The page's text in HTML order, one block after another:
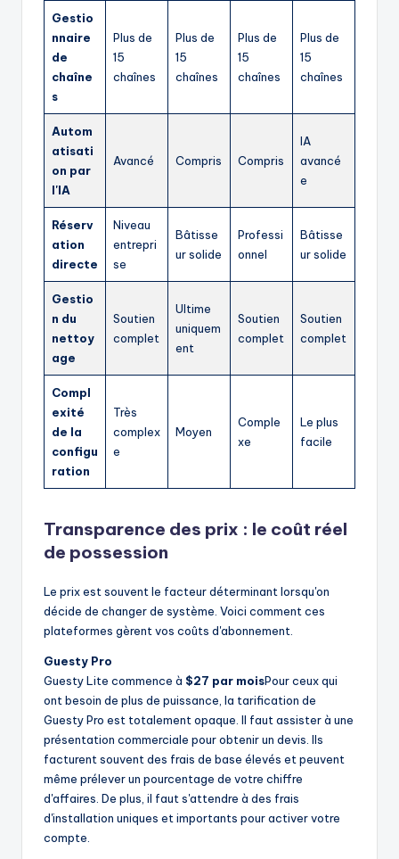
Gestio
nnaire
de
chaîne
s
Plus de
15
chaînes
Plus de
15
chaînes
Plus de
15
chaînes
Plus de
15
chaînes
Autom
atisati
on par
l'IA
Avancé Compris Compris
IA
avancé
e
Réserv
ation
directe
Niveau
entrepri
se
Bâtisse
ur solide
Professi
onnel
Bâtisse
ur solide
Gestio
n du
nettoy
age
Soutien
complet
Ultime
uniquem
ent
Soutien
complet
Soutien
complet
Compl
exité
de la
configu
ration
Très
complex
e
Moyen
Comple
xe
Le plus
facile
Transparence des prix : le coût réel
de possession
Le prix est souvent le facteur déterminant lorsqu'on
décide de changer de système. Voici comment ces
plateformes gèrent vos coûts d'abonnement.
Guesty Pro
Guesty Lite commence à $27 par moisPour ceux qui
ont besoin de plus de puissance, la tarification de
Guesty Pro est totalement opaque. Il faut assister à une
présentation commerciale pour obtenir un devis. Ils
facturent souvent des frais de base élevés et peuvent
même prélever un pourcentage de votre chiffre
d'affaires. De plus, il faut s'attendre à des frais
d'installation uniques et importants pour activer votre
compte.